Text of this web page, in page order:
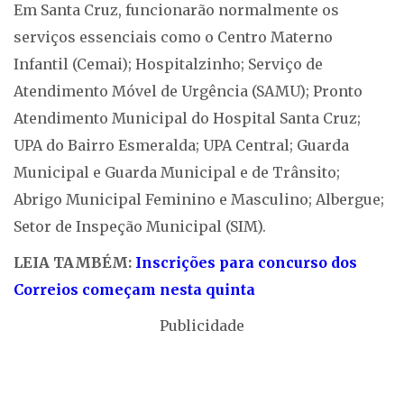
Em Santa Cruz, funcionarão normalmente os
serviços essenciais como o Centro Materno
Infantil (Cemai); Hospitalzinho; Serviço de
Atendimento Móvel de Urgência (SAMU); Pronto
Atendimento Municipal do Hospital Santa Cruz;
UPA do Bairro Esmeralda; UPA Central; Guarda
Municipal e Guarda Municipal e de Trânsito;
Abrigo Municipal Feminino e Masculino; Albergue;
Setor de Inspeção Municipal (SIM).
LEIA TAMBÉM: Inscrições para concurso dos
Correios começam nesta quinta
Publicidade